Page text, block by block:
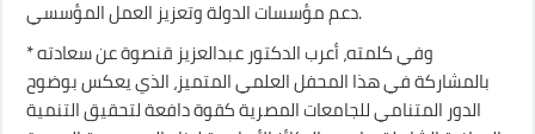
دعم مؤسسات الدولة وتعزيز العمل المؤسسي.
* وفي كلمته، أعرب الدكتور عبدالعزيز قنصوة عن سعادته
بالمشاركة في هذا المحفل العلمي المتميز، الذي يعكس بوضوح
الدور المتنامي للجامعات المصرية كقوة دافعة لتحقيق التنمية